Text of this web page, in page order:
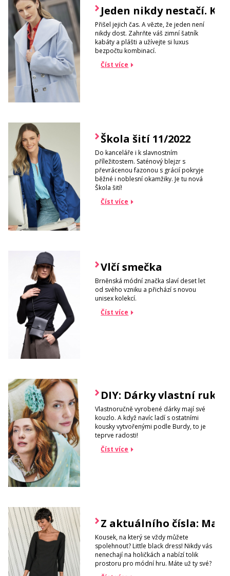
Jeden nikdy nestačí.
Přišel jejich čas. A vězte, že jeden není
nikdy dost. Zahrňte váš zimní šatník
kabáty a plášti a užívejte si luxus
bezpočtu kombinací.
Číst více
Škola šití 11/2022
Do kanceláře i k slavnostním
příležitostem. Saténový blejzr s
převrácenou fazonou s grácií pokryje
běžné i noblesní okamžiky. Je tu nová
Škola šití!
Číst více
Vlčí smečka
Brněnská módní značka slaví deset let
od svého vzniku a přichází s novou
unisex kolekcí.
Číst více
DIY: Dárky vlastní rukou
Vlastnoručně vyrobené dárky mají své
kouzlo. A když navíc ladí s ostatními
kousky vytvořenými podle Burdy, to je
teprve radosti!
Číst více
Z aktuálního čísla: Malé
Kousek, na který se vždy můžete
spolehnout? Little black dress! Nikdy vás
nenechají na holičkách a nabízí tolik
prostoru pro módní hru. Máte už ty své?